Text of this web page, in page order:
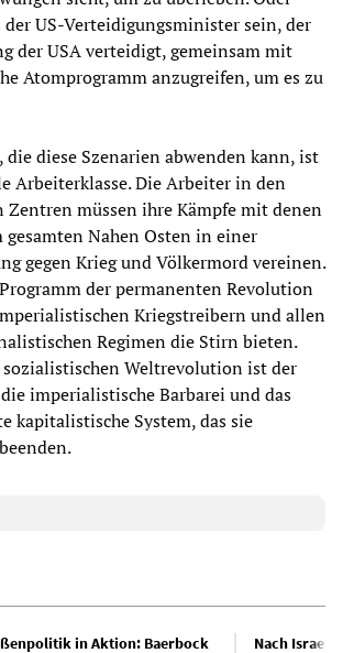
US-Verteidigungsminister sein, der
der USA verteidigt, gemeinsam mit
Atomprogramm anzugreifen, um es zu
diese Szenarien abwenden kann, ist
Arbeiterklasse. Die Arbeiter in den
müssen ihre Kämpfe mit denen
Nahen Osten in einer
gegen Krieg und Völkermord vereinen.
der permanenten Revolution
Kriegstreibern und allen
Regimen die Stirn bieten.
sozialistischen Weltrevolution ist der
imperialistische Barbarei und das
kapitalistische System, das sie
in Aktion: Baerbock
Nach